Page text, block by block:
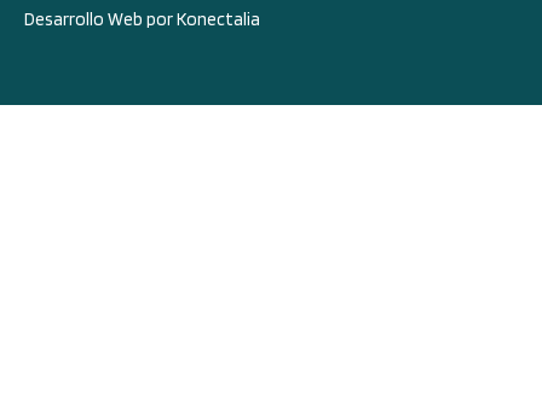
Desarrollo Web por Konectalia